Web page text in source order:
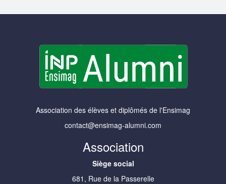
Association des élèves et diplômés de l'Ensimag
contact@ensimag-alumni.com
Association
Siège social
681, Rue de la Passerelle